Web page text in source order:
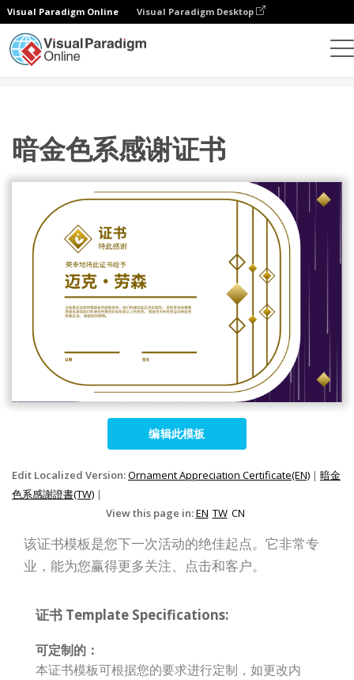
Visual Paradigm Online Visual Paradigm Desktop
暗金色系感谢证书
编辑此模板
Edit Localized Version:Ornament Appreciation Certificate(EN) | 暗金
色系感謝證書(TW) |
View this page in:EN TW CN
该证书模板是您下一次活动的绝佳起点。它非常专
业，能为您赢得更多关注、点击和客户。
证书 Template Specifications:
可定制的：
本证书模板可根据您的要求进行定制，如更改内